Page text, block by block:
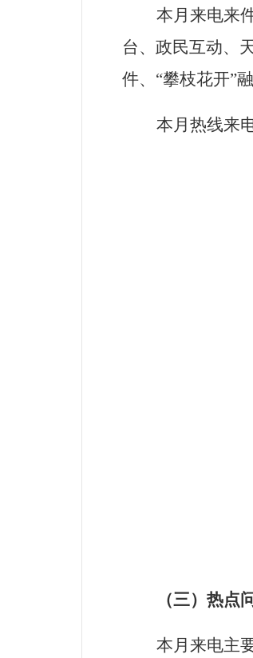
本月来电来
台、政民互动、
件、 “攀枝花开”
本月热线来
（三）热点
本月来电主